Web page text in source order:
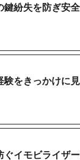
鍵紛失を防ぎ安
験をきっかけに
ぐイモビライザ